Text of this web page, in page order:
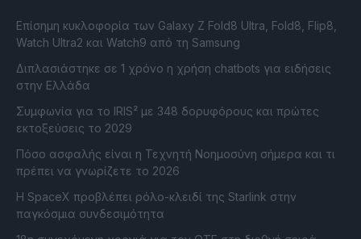
Επίσημη κυκλοφορία των Galaxy Z Fold8 Ultra, Fold8, Flip8,
Watch Ultra2 και Watch9 από τη Samsung
Διπλασιάστηκε σε 1 χρόνο η χρήση chatbots για ειδήσεις
στην Ελλάδα
Συμφωνία για το IRIS² με 348 δορυφόρους και πρώτες
εκτοξεύσεις το 2029
Πόσο ασφαλής είναι η Τεχνητή Νοημοσύνη σήμερα και τι
πρέπει να γνωρίζετε το 2026
Η SpaceX προβλέπει ρόλο-κλειδί της Starlink στην
παγκόσμια συνδεσιμότητα